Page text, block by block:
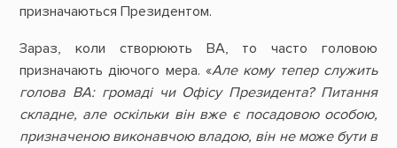
призначаються Президентом.
Зараз, коли створюють ВА, то часто головою
призначають діючого мера. «Але кому тепер служить
голова ВА: громаді чи Офісу Президента? Питання
складне, але оскільки він вже є посадовою особою,
призначеною виконавчою владою, він не може бути в